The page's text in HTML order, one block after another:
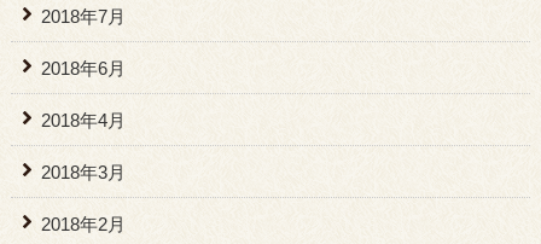
2018年7月
2018年6月
2018年4月
2018年3月
2018年2月